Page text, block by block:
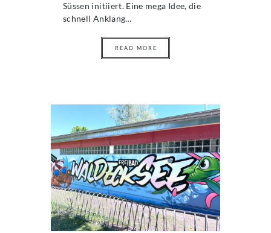
Süssen initiiert. Eine mega Idee, die
schnell Anklang…
READ MORE